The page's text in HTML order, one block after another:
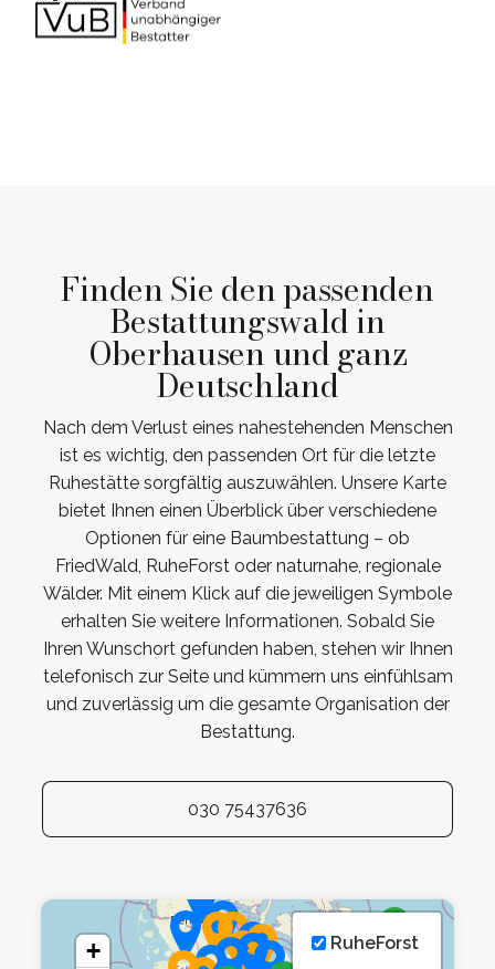
Finden Sie den passenden
Bestattungswald in
Oberhausen und ganz
Deutschland
Nach dem Verlust eines nahestehenden Menschen
ist es wichtig, den passenden Ort für die letzte
Ruhestätte sorgfältig auszuwählen. Unsere Karte
bietet Ihnen einen Überblick über verschiedene
Optionen für eine Baumbestattung – ob
FriedWald, RuheForst oder naturnahe, regionale
Wälder. Mit einem Klick auf die jeweiligen Symbole
erhalten Sie weitere Informationen. Sobald Sie
Ihren Wunschort gefunden haben, stehen wir Ihnen
telefonisch zur Seite und kümmern uns einfühlsam
und zuverlässig um die gesamte Organisation der
Bestattung.
030 75437636
+
RuheForst